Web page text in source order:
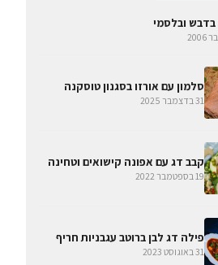
בדבש ובלסמי
סלמון עם אורזו בסגנון טוסקנה
31 בדצמבר 2025
קבב דג עם אפונה קישואים וטחינה
19 בספטמבר 2022
פילה דג לבן ברוטב עגבניות חריף
31 באוגוסט 2023